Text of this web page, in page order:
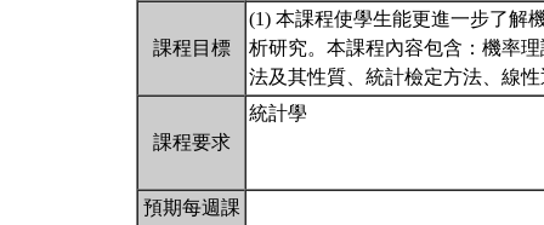
課程目標
(1) 本課程使學生能更進一步了解
析研究。本課程內容包含：機率
法及其性質、統計檢定方法、線
課程要求
統計學
預期每週課